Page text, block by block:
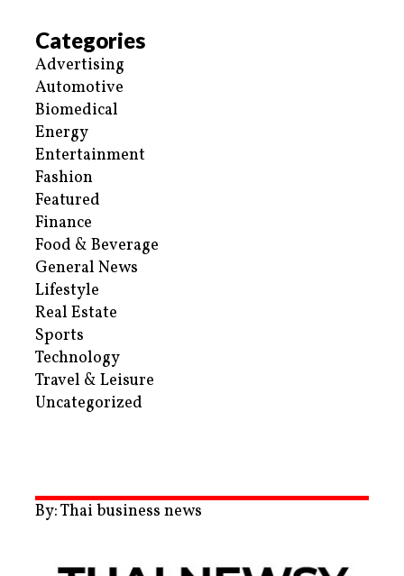
Categories
Advertising
Automotive
Biomedical
Energy
Entertainment
Fashion
Featured
Finance
Food & Beverage
General News
Lifestyle
Real Estate
Sports
Technology
Travel & Leisure
Uncategorized
By: Thai business news